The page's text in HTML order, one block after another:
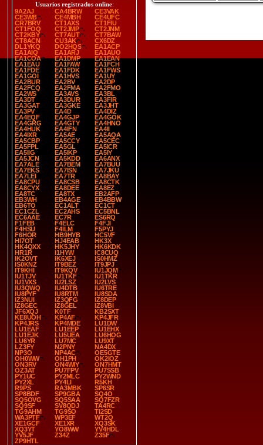
Usuarios registrados online:
9A2AJ
CA4BRW
CE3VAK
CE3WB
CE4MBH
CE4UFC
CR7BRV
CT1AXS
CT1FIU
CT1FOQ
CT2JMP
CT2JNM
CT2KBY
CT7AUT
CT7BAW
CT8ACN
CU3AK
CX6DZ
DL1YKQ
DO2HQS
EA1ACP
EA1AIQ
EA1ARJ
EA1AUO
EA1COA
EA1DMP
EA1EAN
EA1EAU
EA1FAW
EA1FCH
EA1FDE
EA1FDK
EA1FWS
EA1GOI
EA1HVS
EA1UY
EA2BUR
EA2BV
EA2DP
EA2FCQ
EA2FMA
EA2FMO
EA2WS
EA3AVS
EA3BL
EA3DT
EA3DUR
EA3FIR
EA3GAT
EA3GKE
EA3JHT
EA3PV
EA4D
EA4DIZ
EA4EQF
EA4GJP
EA4GOK
EA4GRG
EA4GTY
EA4HNO
EA4HUK
EA4IFN
EA4II
EA4IXR
EA5AE
EA5AQA
EA5CBP
EA5CCY
EA5CEC
EA5FPL
EA5GL
EA5ICR
EA5IIG
EA5IKP
EA5IY
EA5JCN
EA5KDD
EA6ANX
EA7ALE
EA7BEM
EA7BUU
EA7EKS
EA7ISN
EA7JKU
EA7LEI
EA7TR
EA8BAY
EA8CPU
EA8CSB
EA8CTK
EA8CYX
EA8DEE
EA8EZ
EA8TC
EA8TX
EB2AFP
EB3WH
EB4AGE
EB4BBW
EB6TO
EC1ALT
EC1CT
EC1CZL
EC2AHS
EC5BNL
EC6AAE
EC7R
ES6RQ
F1FEB
F4ELC
F4FJI
F4HSU
F4ILM
F5PYJ
F6HOR
HB9HYB
HC5VF
HI7OT
HJ4EAB
HK3X
HK4QXX
HK5JHY
HK6KDK
HR1R
I1HYW
IC8CUQ
IK2OVT
IK6XEJ
IS0HMZ
IS0KNZ
IT9BEZ
IT9JPJ
IT9KHI
IT9KQV
IU1JQM
IU1TJV
IU1TKF
IU1TKR
IU1VXS
IU2LSZ
IU2LVS
IU3QWQ
IU4DTB
IU6TRE
IU8PYF
IU8RTM
IU8SDA
IZ3NUI
IZ3QFG
IZ8DEP
IZ8GEC
IZ8GEL
IZ8VBI
JF6XQJ
K0TF
KB2SXT
KE8UOH
KP4AF
KP4JFR
KP4JRS
KP4MDE
LU1DW
LU1EAF
LU1EEP
LU1EHX
LU1EJK
LU5UEA
LU6HOG
LU6YR
LU7MC
LU9XT
LZ3FY
N2PNY
NA4DX
NP3O
NP4AC
OE5GTE
OH0WW
OH1PH
OK2IOZ
ON3RV
ON4WIY
ON7HMT
OZ3AT
PU7FPV
PU7SSB
PY1UC
PY2MLC
PY2WND
PY2XL
PY4LI
R5KH
R9PS
RA3MBK
SP6SR
SP8BDF
SP9GBA
SQ4O
SQ5OVG
SQ5SAA
SQ7FZR
SQ9SF
SV8QDJ
TA4RC
TG9AHM
TG9SO
TI2SD
WA3PTF
WP3EF
WT2Q
XE1GCF
XE1XR
XQ3SK
XQ3YT
YO8WW
YV4HDL
YV5JF
Z34Z
Z35F
ZP9HTL